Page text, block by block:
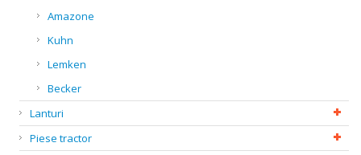
Amazone
Kuhn
Lemken
Becker
Lanturi
Piese tractor